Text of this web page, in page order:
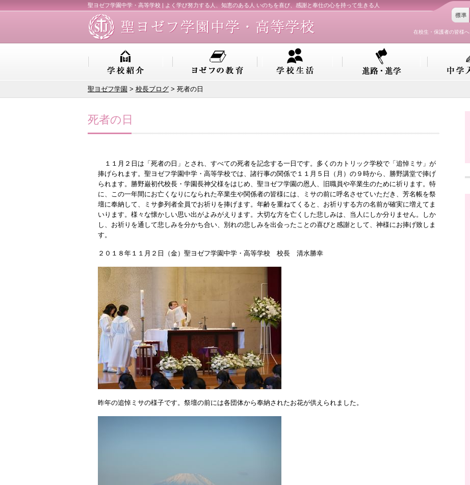
聖ヨゼフ学園中学・高等学校 | よく学び努力する人、知恵のある人 いのちを喜び、感謝と奉仕の心を持って生きる人
在校生・保護者の皆様へ
聖ヨゼフ学園 > 校長ブログ > 死者の日
死者の日
１１月２日は「死者の日」とされ、すべての死者を記念する一日です。多くのカトリック学校で「追悼ミサ」が
捧げられます。聖ヨゼフ学園中学・高等学校では、諸行事の関係で１１月５日（月）の９時から、勝野講堂で捧げ
られます。勝野巌初代校長・学園長神父様をはじめ、聖ヨゼフ学園の恩人、旧職員や卒業生のために祈ります。特
に、この一年間にお亡くなりになられた卒業生や関係者の皆様には、ミサの前に呼名させていただき、芳名帳を祭
壇に奉納して、ミサ参列者全員でお祈りを捧げます。年齢を重ねてくると、お祈りする方の名前が確実に増えてま
いります。様々な懐かしい思い出がよみがえります。大切な方を亡くした悲しみは、当人にしか分りません。しか
し、お祈りを通して悲しみを分かち合い、別れの悲しみを出会ったことの喜びと感謝として、神様にお捧げ致しま
す。
２０１８年１１月２日（金）聖ヨゼフ学園中学・高等学校 校長 清水勝幸
昨年の追悼ミサの様子です。祭壇の前には各団体から奉納されたお花が供えられました。